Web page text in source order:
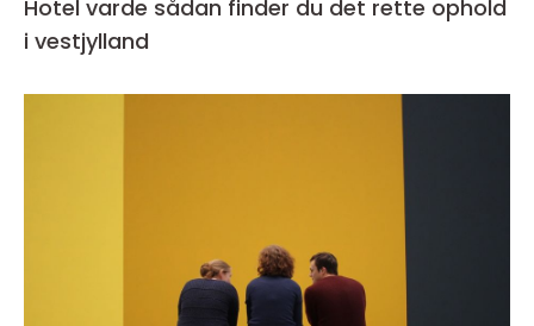
Hotel varde sådan finder du det rette ophold
i vestjylland